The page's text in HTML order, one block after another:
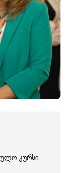
კურსი